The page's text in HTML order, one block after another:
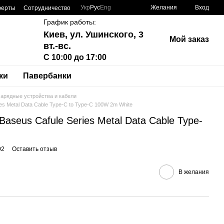
Сотрудничество Укр РусEng Желания Вход
График работы:
Киев, ул. Ушинского, 3
вт.-вс.
С 10:00 до 17:00
Мой заказ
Павербанки
устройства и кабели
Metal Data Cable Type-C to Type-C 100W 2m White
Cafule Series Metal Data Cable Type-
Оставить отзыв
В желания